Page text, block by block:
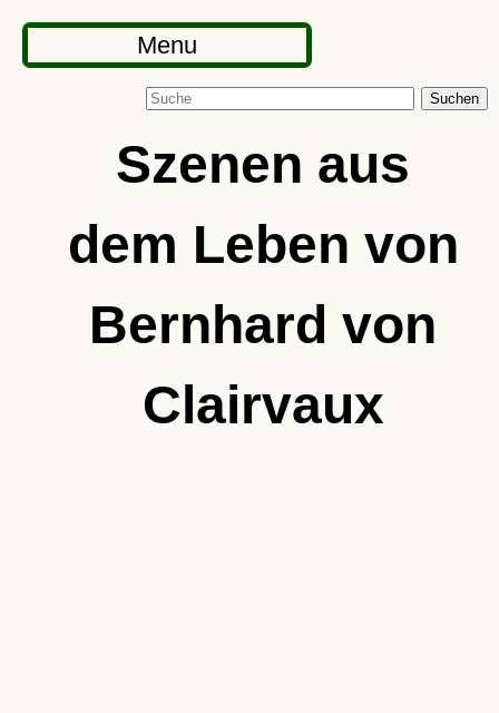
Menu
Suchen
Szenen aus
dem Leben von
Bernhard von
Clairvaux